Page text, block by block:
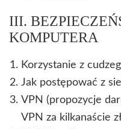
III.
KOMPUTERA
Korzystanie z
Jak postępować z
VPN (propozycje
VPN za kilkanaście